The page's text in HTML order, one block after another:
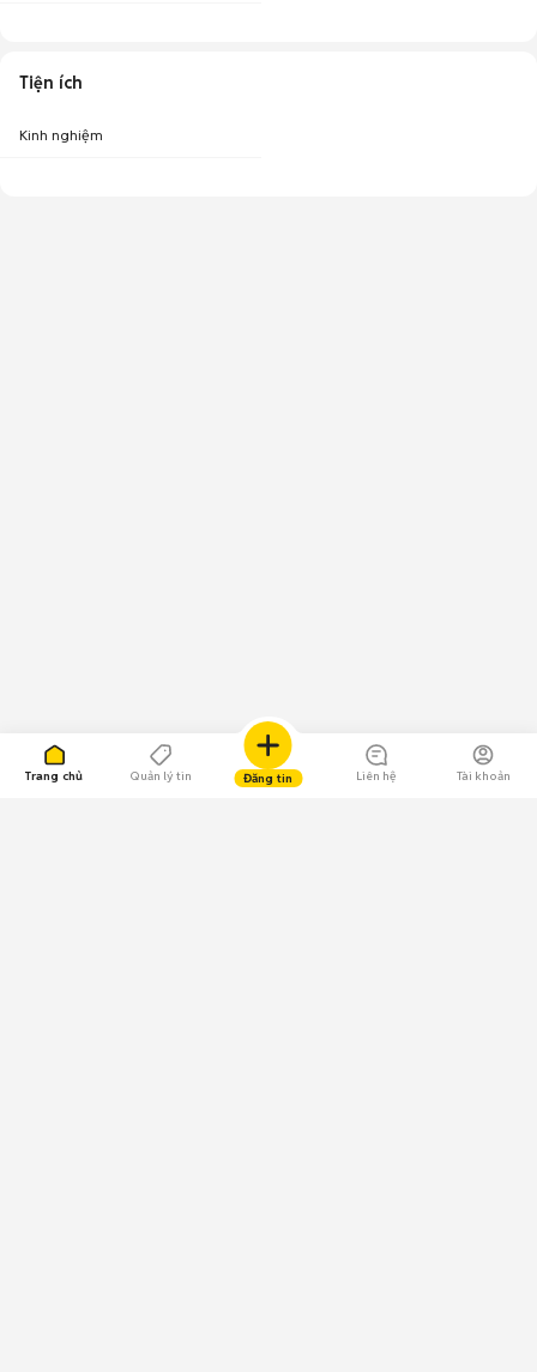
Trang chủ Quản lý tin Đăng tin Liên hệ Tài khoản
Tiện ích
Kinh nghiệm